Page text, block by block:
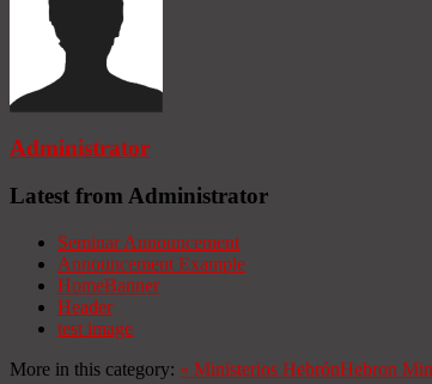
Administrator
Latest from Administrator
Seminar Announcement
Announcement Example
HomeBanner
Header
test image
More in this category: « Ministerios HebrónHebron